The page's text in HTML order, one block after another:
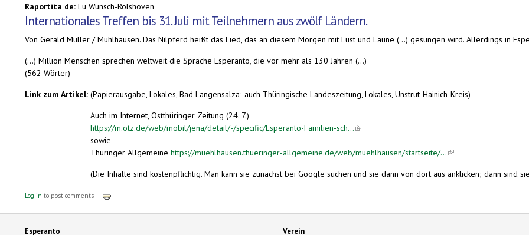
Raportita de: Lu Wunsch-Rolshoven
Internationales Treffen bis 31. Juli mit Teilnehmern aus zwölf Ländern.
Von Gerald Müller / Mühlhausen. Das Nilpferd heißt das Lied, das an diesem Morgen mit Lust und Laune (...) gesungen wird. Allerdings in
(...) Million Menschen sprechen weltweit die Sprache Esperanto, die vor mehr als 130 Jahren (...)
(562 Wörter)
Link zum Artikel: (Papierausgabe, Lokales, Bad Langensalza; auch Thüringische Landeszeitung, Lokales, Unstrut-Hainich-Kreis)
Auch im Internet, Ostthüringer Zeitung (24. 7.)
https://m.otz.de/web/mobil/jena/detail/-/specific/Esperanto-Familien-sch...(link is external)
sowie
Thüringer Allgemeine https://muehlhausen.thueringer-allgemeine.de/web/muehlhausen/startseite/...(link is external)
(Die Inhalte sind kostenpflichtig. Man kann sie zunächst bei Google suchen und sie dann von dort aus anklicken; dann sind
Log in to post comments
Esperanto Verein